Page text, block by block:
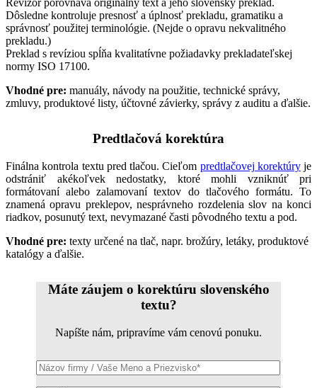
Revízor porovnáva originálny text a jeho slovenský preklad.
Dôsledne kontroluje presnosť a úplnosť prekladu, gramatiku a
správnosť použitej terminológie. (Nejde o opravu nekvalitného
prekladu.)
Preklad s revíziou spĺňa kvalitatívne požiadavky prekladateľskej
normy ISO 17100.
Vhodné pre: manuály, návody na použitie, technické správy,
zmluvy, produktové listy, účtovné závierky, správy z auditu a ďalšie.
Predtlačová korektúra
Finálna kontrola textu pred tlačou. Cieľom predtlačovej korektúryje
odstrániť akékoľvek nedostatky, ktoré mohli vzniknúť pri
formátovaní alebo zalamovaní textov do tlačového formátu. To
znamená opravu preklepov, nesprávneho rozdelenia slov na konci
riadkov, posunutý text, nevymazané časti pôvodného textu a pod.
Vhodné pre: texty určené na tlač, napr. brožúry, letáky, produktové
katalógy a ďalšie.
Máte záujem o korektúru slovenského
textu?
Napíšte nám, pripravíme vám cenovú ponuku.